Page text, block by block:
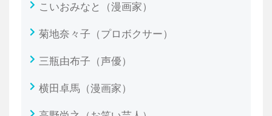
こいおみなと（漫画家）
菊地奈々子（プロボクサー）
三瓶由布子（声優）
横田卓馬（漫画家）